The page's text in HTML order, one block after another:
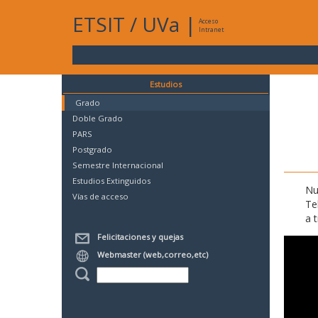
ETSIT / UVa |
Acceso
Intranet
Estudios
Grado
Doble Grado
PARS
Postgrado
Semestre Internacional
Estudios Extinguidos
Vías de acceso
Felicitaciones y quejas
Webmaster (web,correo,etc)
a